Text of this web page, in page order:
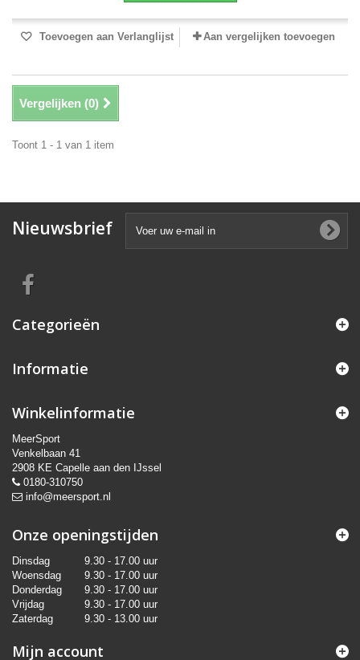
Toevoegen aan Verlanglijst Aan vergelijken toevoegen
Vergelijken (0)
Toont 1 - 1 van 1 item
Nieuwsbrief
Categorieën
Informatie
Winkelinformatie
MeerSport
Venkelbaan 41
2908 KE Capelle aan den IJssel
0180-310750
info@meersport.nl
Onze openingstijden
Dinsdag
9.30 - 17.00 uur
Woensdag
9.30 - 17.00 uur
Donderdag
9.30 - 17.00 uur
Vrijdag
9.30 - 17.00 uur
Zaterdag
9.30 - 13.00 uur
Mijn account